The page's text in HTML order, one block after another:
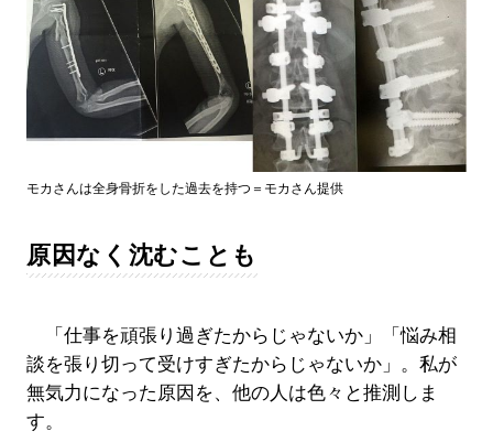
モカさんは全身骨折をした過去を持つ＝モカさん提供
原因なく沈むことも
「仕事を頑張り過ぎたからじゃないか」「悩み相
談を張り切って受けすぎたからじゃないか」。私が
無気力になった原因を、他の人は色々と推測しま
す。